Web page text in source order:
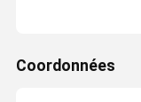
Coordonnées